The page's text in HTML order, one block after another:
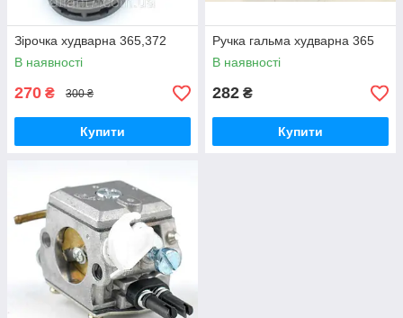
Зірочка худварна 365,372
В наявності
270 ₴ 300 ₴
Купити
Ручка гальма худварна 365
В наявності
282 ₴
Купити